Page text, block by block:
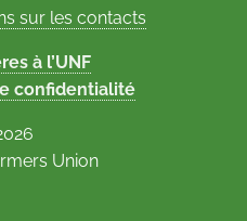
sur les contacts
à l’UNF
confidentialité
Union